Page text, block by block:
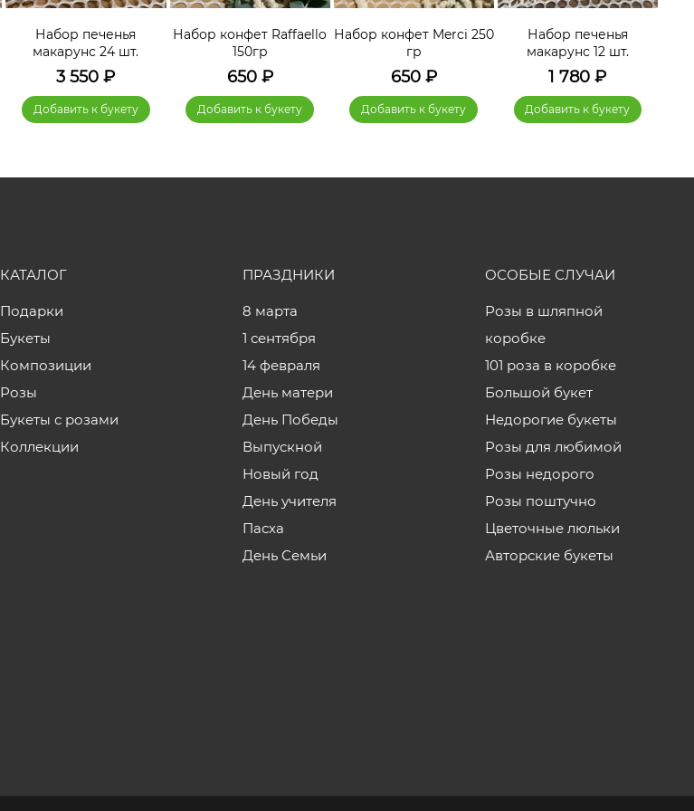
Набор печенья
макарунс 24 шт.
3 550 ₽
Добавить к букету
Набор конфет Raffaello
150гр
650₽
Добавить к букету
Набор конфет Merci 250
гр
650₽
Добавить к букету
Набор печенья
макарунс 12 шт.
1 780 ₽
Добавить к букету
КАТАЛОГ
Подарки
Букеты
Композиции
Розы
Букеты с розами
Коллекции
ПРАЗДНИКИ
8 марта
1 сентября
14 февраля
День матери
День Победы
Выпускной
Новый год
День учителя
Пасха
День Семьи
ОСОБЫЕ СЛУЧАИ
Розы в шляпной
коробке
101 роза в коробке
Большой букет
Недорогие букеты
Розы для любимой
Розы недорого
Розы поштучно
Цветочные люльки
Авторские букеты